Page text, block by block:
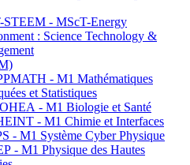
STEEM - MScT-Energy
: Science Technology &
- M1 Mathématiques
et Statistiques
- M1 Biologie et Santé
- M1 Chimie et Interfaces
- M1 Système Cyber Physique
- M1 Physique des Hautes